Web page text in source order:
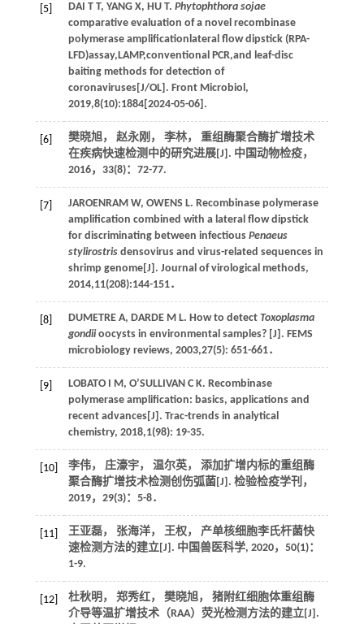
[5] DAI T T, YANG X, HU T. Phytophthora sojae
comparative evaluation of a novel recombinase
polymerase amplificationlateral flow dipstick (RPA-
LFD)assay,LAMP,conventional PCR,and leaf-disc
baiting methods for detection of
coronaviruses[J/OL]. Front Microbiol,
2019,8(10):1884[2024-05-06].
[6]
樊晓旭， 赵永刚， 李林， 重组酶聚合酶扩增技术
在疾病快速检测中的研究进展[J]. 中国动物检疫，
2016， 33(8)：72-77.
[7] JAROENRAM W, OWENS L. Recombinase polymerase
amplification combined with a lateral flow dipstick
for discriminating between infectious Penaeus
stylirostrisdensovirus and virus-related sequences in
shrimp genome[J]. Journal of virological methods,
2014,11(208):144-151．
[8] DUMETRE A, DARDE M L. How to detect Toxoplasma
gondiioocysts in environmental samples? [J]. FEMS
microbiology reviews, 2003,27(5): 651-661．
[9] LOBATO I M, O’SULLIVAN C K. Recombinase
polymerase amplification: basics, applications and
recent advances[J]. Trac-trends in analytical
chemistry, 2018,1(98): 19-35.
[10]
李伟， 庄濠宇， 温尔英， 添加扩增内标的重组酶
聚合酶扩增技术检测创伤弧菌[J]. 检验检疫学刊 ，
2019， 29(3)：5-8．
[11]
王亚磊， 张海洋， 王权， 产单核细胞李氏杆菌快
速检测方法的建立[J]. 中国兽医科学, 2020， 50(1)：
1-9.
[12]
杜秋明， 郑秀红， 樊晓旭， 猪附红细胞体重组酶
介导等温扩增技术（RAA）荧光检测方法的建立[J].